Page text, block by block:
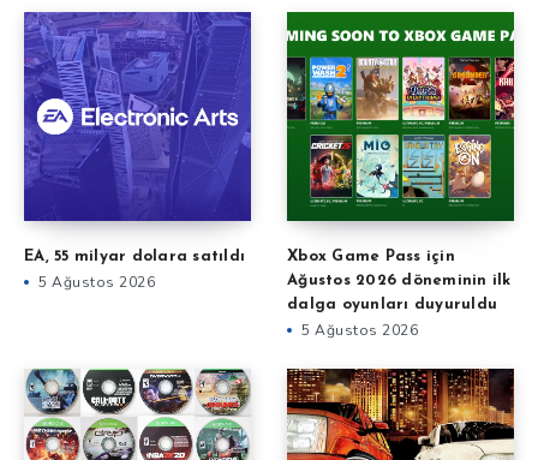
EA, 55 milyar dolara satıldı
5 Ağustos 2026
Xbox Game Pass için
Ağustos 2026 döneminin ilk
dalga oyunları duyuruldu
5 Ağustos 2026